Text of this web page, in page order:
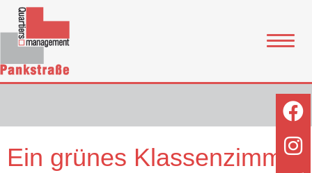
Ein grünes Klassenzimmer